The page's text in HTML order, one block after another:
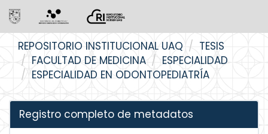
navigation
REPOSITORIO INSTITUCIONAL UAQ
TESIS
FACULTAD DE MEDICINA
ESPECIALIDAD
ESPECIALIDAD EN ODONTOPEDIATRÍA
Registro completo de metadatos